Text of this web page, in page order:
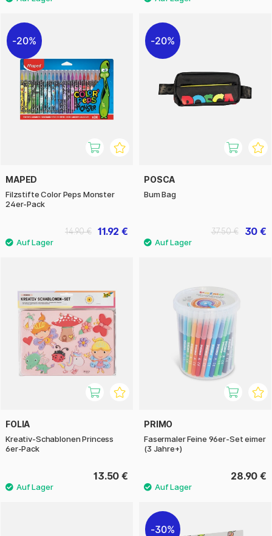
20%
MAPED
Filzstifte Color Peps Monster
24er-Pack
11.92 €
14.90 €
20%
POSCA
Bum Bag
30 €
37.50 €
FOLIA
Kreativ-Schablonen Princess
6er-Pack
13.50 €
PRIMO
Fasermaler Feine 96er-Set eimer
(3 Jahre+)
28.90 €
30%